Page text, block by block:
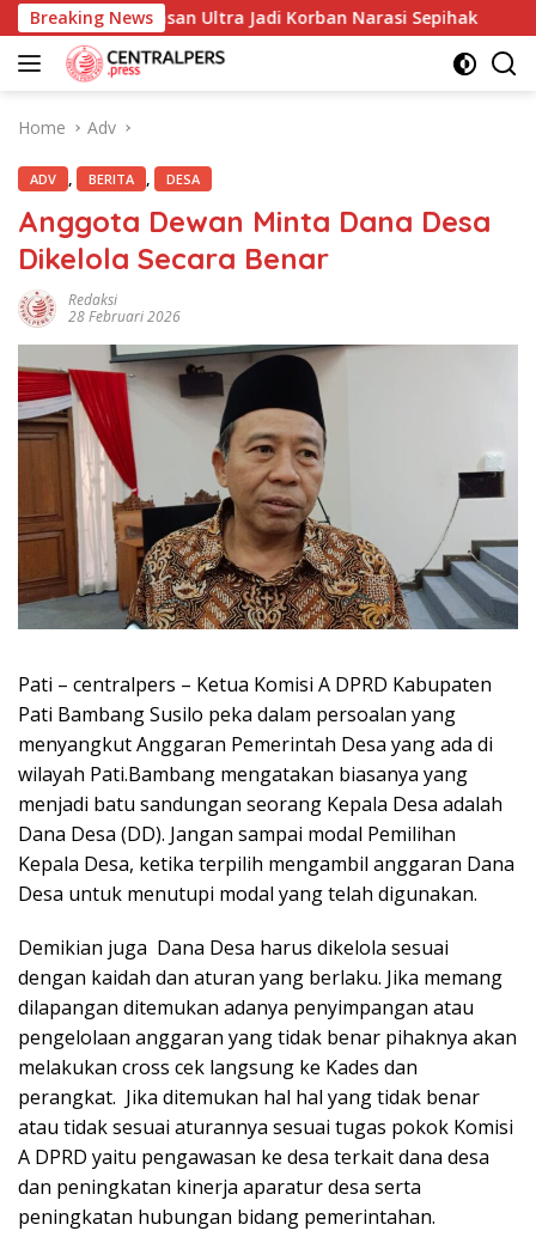
Skip
to
content
Breaking News
Yayasan Ultra Jadi Korban Narasi Sepihak
Home Adv
ADV , BERITA , DESA
Anggota Dewan Minta Dana Desa
Dikelola Secara Benar
Redaksi
28 Februari 2026
Pati – centralpers – Ketua Komisi A DPRD Kabupaten
Pati Bambang Susilo peka dalam persoalan yang
menyangkut Anggaran Pemerintah Desa yang ada di
wilayah Pati.Bambang mengatakan biasanya yang
menjadi batu sandungan seorang Kepala Desa adalah
Dana Desa (DD). Jangan sampai modal Pemilihan
Kepala Desa, ketika terpilih mengambil anggaran Dana
Desa untuk menutupi modal yang telah digunakan.
Demikian juga Dana Desa harus dikelola sesuai
dengan kaidah dan aturan yang berlaku. Jika memang
dilapangan ditemukan adanya penyimpangan atau
pengelolaan anggaran yang tidak benar pihaknya akan
melakukan cross cek langsung ke Kades dan
perangkat. Jika ditemukan hal hal yang tidak benar
atau tidak sesuai aturannya sesuai tugas pokok Komisi
A DPRD yaitu pengawasan ke desa terkait dana desa
dan peningkatan kinerja aparatur desa serta
peningkatan hubungan bidang pemerintahan.